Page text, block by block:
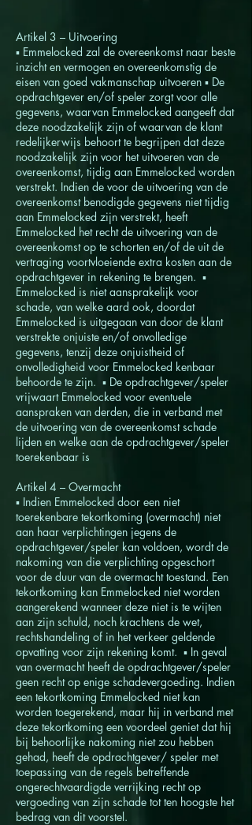
Artikel 3 – Uitvoering
▪ Emmelocked zal de overeenkomst naar beste
inzicht en vermogen en overeenkomstig de
eisen van goed vakmanschap uitvoeren ▪ De
opdrachtgever en/of speler zorgt voor alle
gegevens, waarvan Emmelocked aangeeft dat
deze noodzakelijk zijn of waarvan de klant
redelijkerwijs behoort te begrijpen dat deze
noodzakelijk zijn voor het uitvoeren van de
overeenkomst, tijdig aan Emmelocked worden
verstrekt. Indien de voor de uitvoering van de
overeenkomst benodigde gegevens niet tijdig
aan Emmelocked zijn verstrekt, heeft
Emmelocked het recht de uitvoering van de
overeenkomst op te schorten en/of de uit de
vertraging voortvloeiende extra kosten aan de
opdrachtgever in rekening te brengen. ▪
Emmelocked is niet aansprakelijk voor
schade, van welke aard ook, doordat
Emmelocked is uitgegaan van door de klant
verstrekte onjuiste en/of onvolledige
gegevens, tenzij deze onjuistheid of
onvolledigheid voor Emmelocked kenbaar
behoorde te zijn. ▪ De opdrachtgever/speler
vrijwaart Emmelocked voor eventuele
aanspraken van derden, die in verband met
de uitvoering van de overeenkomst schade
lijden en welke aan de opdrachtgever/speler
toerekenbaar is
Artikel 4 – Overmacht
▪ Indien Emmelocked door een niet
toerekenbare tekortkoming (overmacht) niet
aan haar verplichtingen jegens de
opdrachtgever/speler kan voldoen, wordt de
nakoming van die verplichting opgeschort
voor de duur van de overmacht toestand. Een
tekortkoming kan Emmelocked niet worden
aangerekend wanneer deze niet is te wijten
aan zijn schuld, noch krachtens de wet,
rechtshandeling of in het verkeer geldende
opvatting voor zijn rekening komt. ▪ In geval
van overmacht heeft de opdrachtgever/speler
geen recht op enige schadevergoeding. Indien
een tekortkoming Emmelocked niet kan
worden toegerekend, maar hij in verband met
deze tekortkoming een voordeel geniet dat hij
bij behoorlijke nakoming niet zou hebben
gehad, heeft de opdrachtgever/ speler met
toepassing van de regels betreffende
ongerechtvaardigde verrijking recht op
vergoeding van zijn schade tot ten hoogste het
bedrag van dit voorstel.